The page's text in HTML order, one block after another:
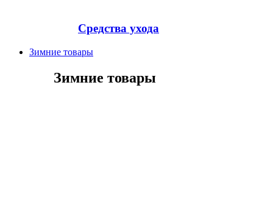
Средства ухода
Зимние товары
Зимние товары